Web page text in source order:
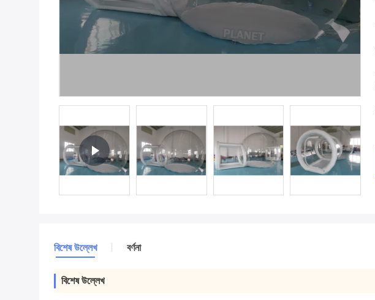
বিশেষ উল্লেখ বর্ণনা
বিশেষ উল্লেখ